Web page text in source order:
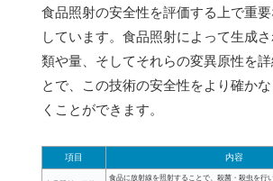
食品照射の安全性を評価する上で重
しています。食品照射によって生成
類や量、そしてそれらの変異原性を詳
とで、この技術の安全性をより確か
くことができます。
項目 内容
食品に放射線を照射することで、殺菌・殺虫を行